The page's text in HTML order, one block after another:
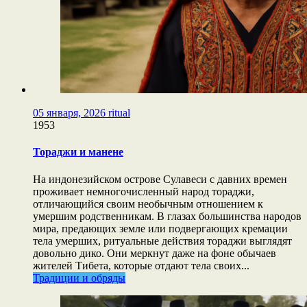
05 января, 2026 ritual
1953
Тораджи и манене
На индонезийском острове Сулавеси с давних времен
проживает немногочисленный народ тораджи,
отличающийся своим необычным отношением к
умершим родственникам. В глазах большинства народов
мира, предающих земле или подвергающих кремации
тела умерших, ритуальные действия тораджи выглядят
довольно дико. Они меркнут даже на фоне обычаев
жителей Тибета, которые отдают тела своих...
Традиции и обряды